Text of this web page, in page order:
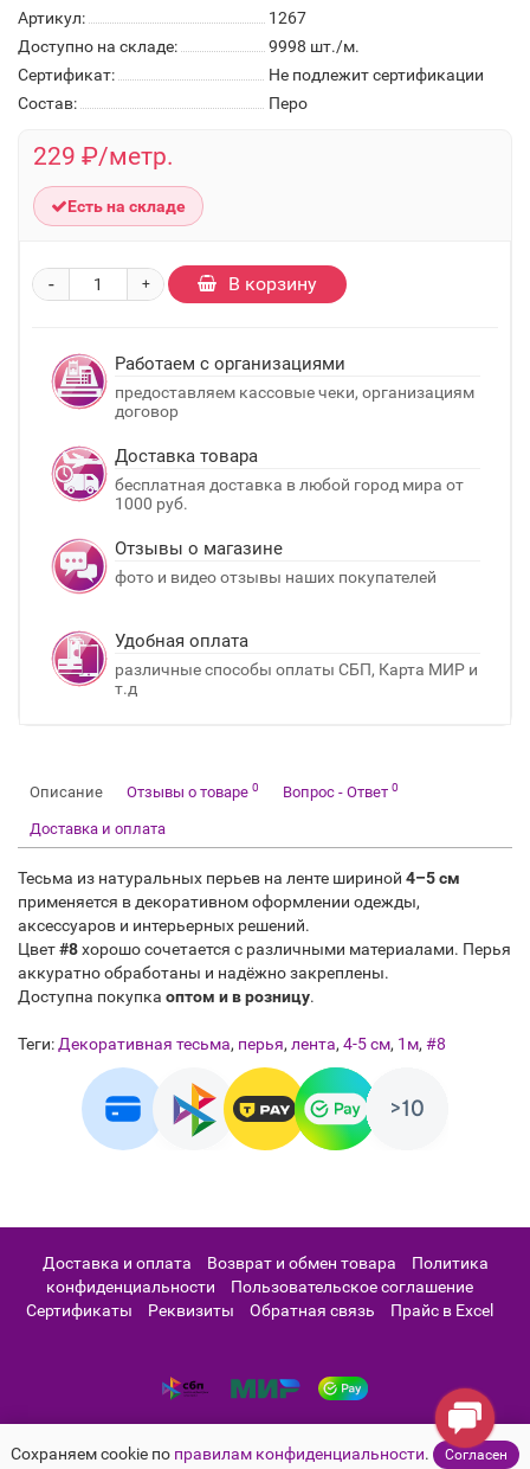
Артикул:
1267
Доступно на складе:
9998 шт./м.
Сертификат:
Не подлежит сертификации
Состав:
Перо
229 ₽/метр.
Есть на складе
+
- В корзину
Работаем с организациями
предоставляем кассовые чеки, организациям
договор
Доставка товара
бесплатная доставка в любой город мира от
1000 руб.
Отзывы о магазине
фото и видео отзывы наших покупателей
Удобная оплата
различные способы оплаты СБП, Карта МИР и
т.д
Описание Отзывы о товаре 0 Вопрос - Ответ 0
Доставка и оплата
Тесьма из натуральных перьев на ленте шириной 4–5 см
применяется в декоративном оформлении одежды,
аксессуаров и интерьерных решений.
Цвет#8хорошо сочетается с различными материалами. Перья
аккуратно обработаны и надёжно закреплены.
Доступна покупка оптом и в розницу.
Теги: Декоративная тесьма, перья, лента, 4-5 см, 1м, #8
Доставка и оплата Возврат и обмен товара
Политика
конфиденциальности
Пользовательское соглашение
Сертификаты
Реквизиты Обратная связь Прайс в Excel
Интернет-магазин "Pero.Club" ® Основан в 2011г.
Сохраняем cookie по правилам конфиденциальности. Согласен